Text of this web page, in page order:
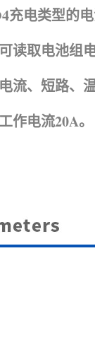
充电类型的电
读取电池组
流、短路、
作电流20A。